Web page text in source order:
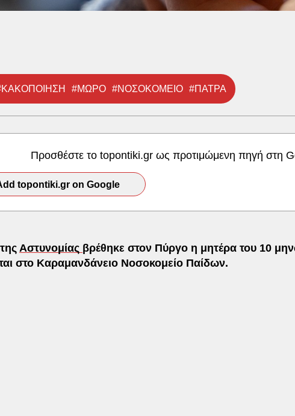
#ΜΩΡΟ #ΝΟΣΟΚΟΜΕΙΟ #ΠΑΤΡΑ
Προσθέστε το topontiki.gr ως προτιμώμενη πηγή στη
topontiki.gr on Google
Αστυνομίας βρέθηκε στον Πύργο η μητέρα του 10
στο Καραμανδάνειο Νοσοκομείο Παίδων.